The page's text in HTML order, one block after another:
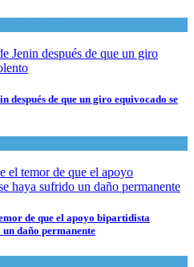
después de que un giro equivocado se
de que el apoyo bipartidista
daño permanente